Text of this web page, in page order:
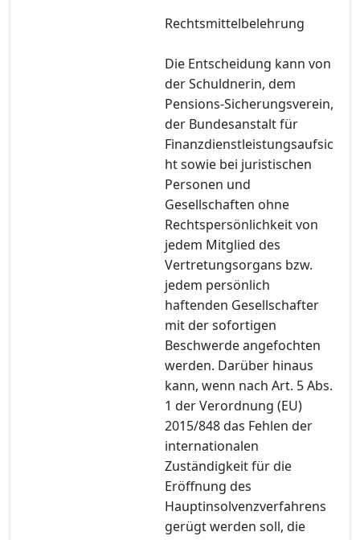
Rechtsmittelbelehrung
Die Entscheidung kann von
der Schuldnerin, dem
Pensions-Sicherungsverein,
der Bundesanstalt für
Finanzdienstleistungsaufsic
ht sowie bei juristischen
Personen und
Gesellschaften ohne
Rechtspersönlichkeit von
jedem Mitglied des
Vertretungsorgans bzw.
jedem persönlich
haftenden Gesellschafter
mit der sofortigen
Beschwerde angefochten
werden. Darüber hinaus
kann, wenn nach Art. 5 Abs.
1 der Verordnung (EU)
2015/848 das Fehlen der
internationalen
Zuständigkeit für die
Eröffnung des
Hauptinsolvenzverfahrens
gerügt werden soll, die